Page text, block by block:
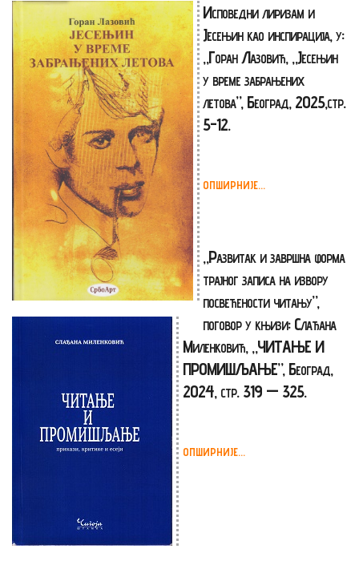
Исповедни лиризам и
Јесењин као инспирација, у:
„Горан Лазовић, „Јесењин
у време забрањених
летова”, Београд, 2025,стр.
5-12.
ОПШИРНИЈЕ...
„Развитак и завршна форма
трајног записа на извору
посвећености читању”,
поговор у књизи: Слађана
Миленковић, „ЧИТАЊЕ И
ПРОМИШЉАЊЕ”, Београд,
2024, стр. 319 — 325.
ОПШИРНИЈЕ...